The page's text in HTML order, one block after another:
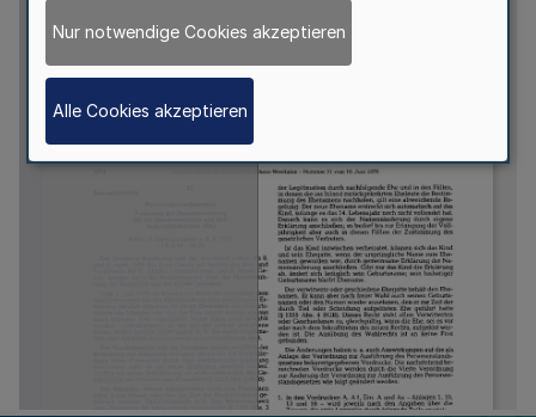
Nur notwendige Cookies akzeptieren
Alle Cookies akzeptieren